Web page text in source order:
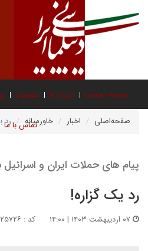
صفحه نخست درباره ما عضویت
تماس با ما صفحه‌اصلی اخبار خاورمیانه رد
پیام ‌های حملات ایران و
رد یک گزاره!
کد : ۲۰۲۵۷۲۶